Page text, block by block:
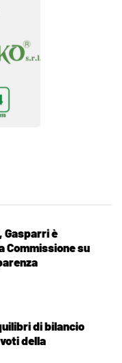
Gasparri è
Commissione su
di bilancio
della